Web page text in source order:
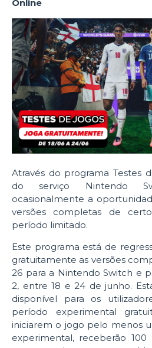
Online
Através do programa Testes
do serviço Nintendo
ocasionalmente a
versões completas de
período limitado.
Este programa está de
gratuitamente as versões
26 para a Nintendo Switch e
2, entre 18 e 24 de junho.
disponível para os
período experimental
iniciarem o jogo pelo menos
experimental, receberão